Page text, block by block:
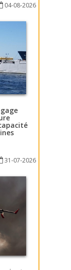
04-08-2026
31-07-2026